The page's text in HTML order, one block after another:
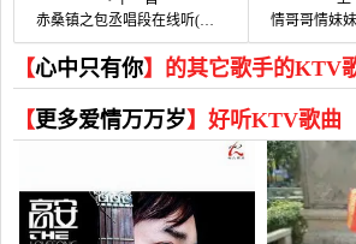
赤桑镇之包丞唱段在线听(原唱是华语群星)，梅韵方馨演唱点播:41次
情哥哥情妹妹在线听(原唱是星
【心中只有你】的其它歌手的KTV
【更多爱情万万岁】好听KTV歌曲